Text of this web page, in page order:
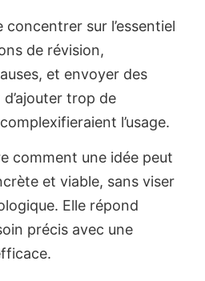
concentrer sur l’essentiel
de révision,
et envoyer des
trop de
l’usage.
comment une idée peut
et viable, sans viser
Elle répond
précis avec une